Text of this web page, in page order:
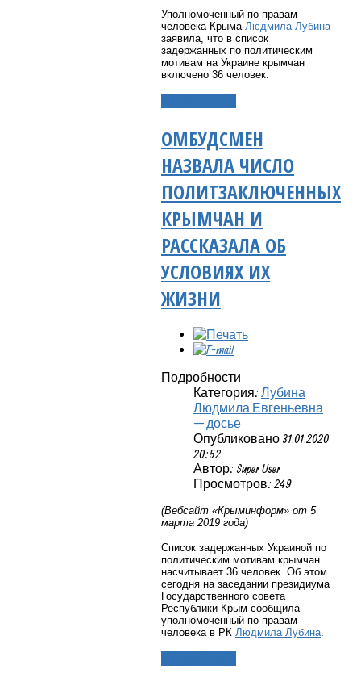
Уполномоченный по правам
человека Крыма Людмила Лубина
заявила, что в список
задержанных по политическим
мотивам на Украине крымчан
включено 36 человек.
ОМБУДСМЕН
НАЗВАЛА ЧИСЛО
ПОЛИТЗАКЛЮЧЕННЫХ
КРЫМЧАН И
РАССКАЗАЛА ОБ
УСЛОВИЯХ ИХ
ЖИЗНИ
Подробности
Категория: Лубина
Людмила Евгеньевна
— досье
Опубликовано 31.01.2020
20:52
Автор: Super User
Просмотров: 249
(Вебсайт «Крыминформ» от 5
марта 2019 года)
Список задержанных Украиной по
политическим мотивам крымчан
насчитывает 36 человек. Об этом
сегодня на заседании президиума
Государственного совета
Республики Крым сообщила
уполномоченный по правам
человека в РК Людмила Лубина.